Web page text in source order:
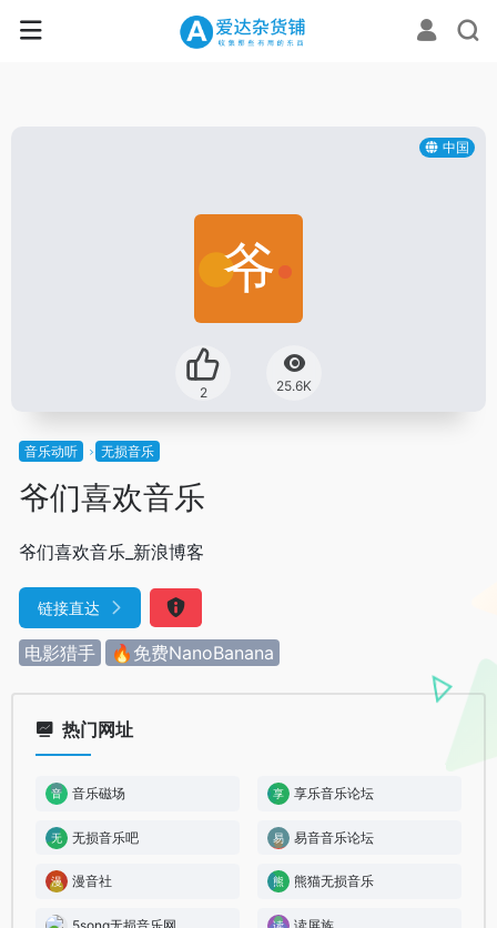
中国
2 25.6K
音乐动听 无损音乐
爷们喜欢音乐
爷们喜欢音乐_新浪博客
链接直达
电影猎手 🔥免费NanoBanana
热门网址
音乐磁场 享乐音乐论坛
无损音乐吧 易音音乐论坛
漫音社 熊猫无损音乐